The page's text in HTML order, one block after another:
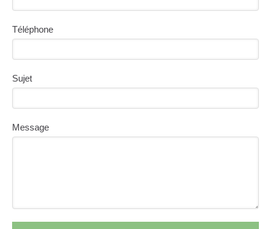
Téléphone
Sujet
Message